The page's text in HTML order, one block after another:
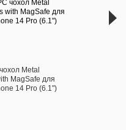
Metal
MagSafe для
14 Pro (6.1")